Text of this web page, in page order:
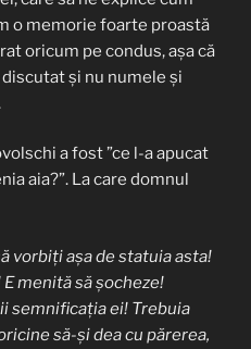
o memorie foarte proastă
oricum pe condus, așa că
și nu numele și
a fost ”ce l-a apucat
aia?”. La care domnul
vorbiți așa de statuia asta!
menită să șocheze!
semnificația ei! Trebuia
să-și dea cu părerea,